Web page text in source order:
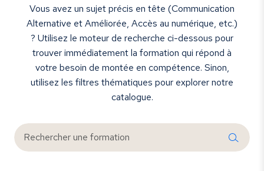
Vous avez un sujet précis en tête (Communication
Alternative et Améliorée, Accès au numérique, etc.)
? Utilisez le moteur de recherche ci-dessous pour
trouver immédiatement la formation qui répond à
votre besoin de montée en compétence. Sinon,
utilisez les filtres thématiques pour explorer notre
catalogue.